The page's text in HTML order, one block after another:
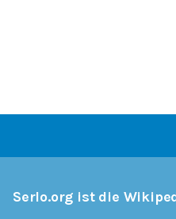
Serlo.org ist die